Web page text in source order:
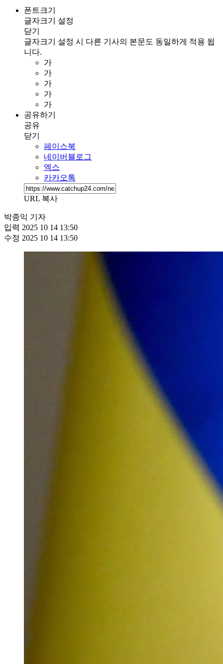
폰트크기
글자크기 설정
닫기
글자크기 설정 시 다른 기사의 본문도 동일하게 적용 됩
니다.
가
가
가
가
가
공유하기
공유
닫기
페이스북
네이버블로그
엑스
카카오톡
URL 복사
박종익 기자
입력 2025 10 14 13:50
수정 2025 10 14 13:50